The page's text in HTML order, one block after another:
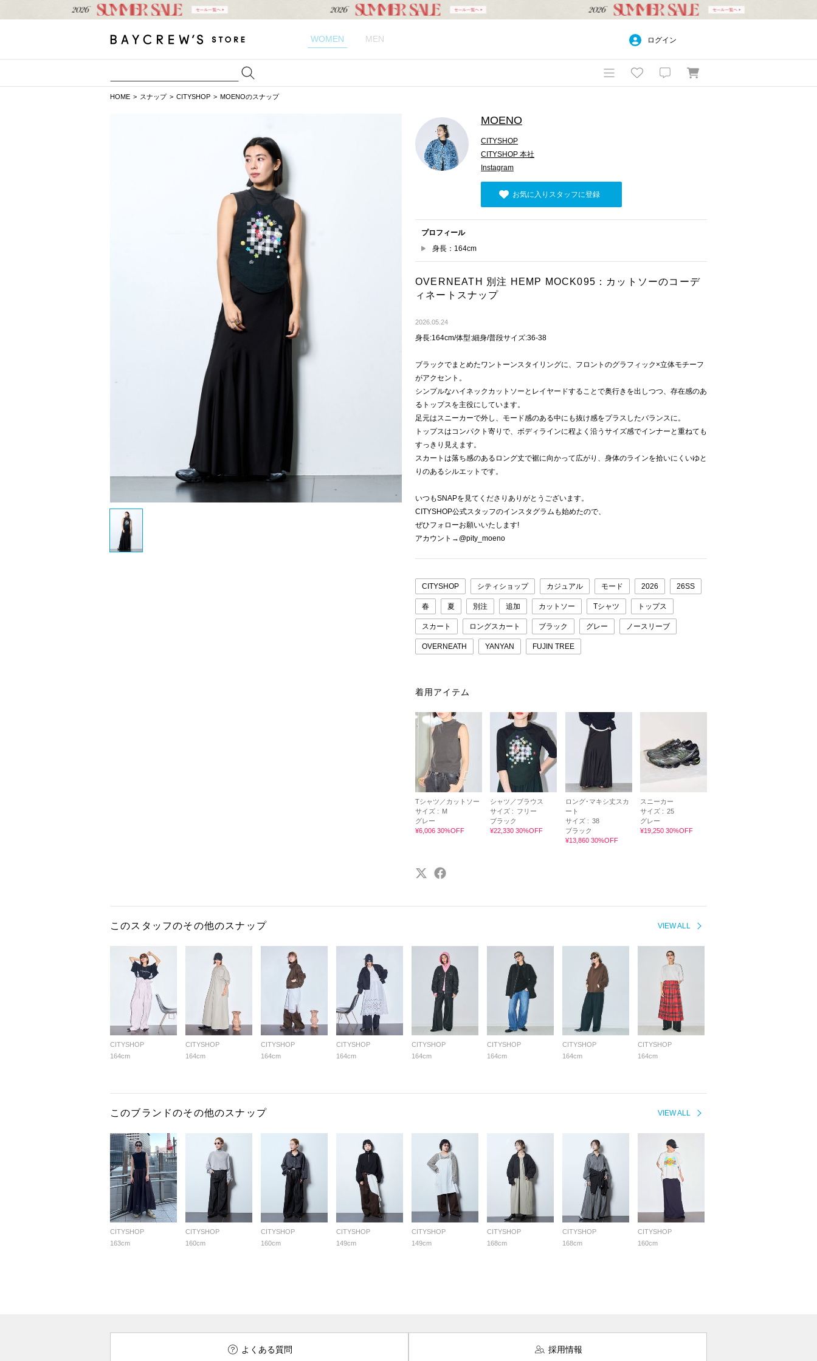
WOMEN MEN ログイン
HOME スナップ CITYSHOP MOENOのスナップ
MOENO
CITYSHOP
CITYSHOP 本社
Instagram
お気に入りスタッフに登録
プロフィール
身長：164cm
OVERNEATH 別注 HEMP MOCK095：カットソーのコーデ
ィネートスナップ
2026.05.24
身長:164cm/体型:細身/普段サイズ:36-38
ブラックでまとめたワントーンスタイリングに、フロントのグラフィック×立体モチーフ
がアクセント。
シンプルなハイネックカットソーとレイヤードすることで奥行きを出しつつ、存在感のあ
るトップスを主役にしています。
足元はスニーカーで外し、モード感のある中にも抜け感をプラスしたバランスに。
トップスはコンパクト寄りで、ボディラインに程よく沿うサイズ感でインナーと重ねても
すっきり見えます。
スカートは落ち感のあるロング丈で裾に向かって広がり、身体のラインを拾いにくいゆと
りのあるシルエットです。
いつもSNAPを見てくださりありがとうございます。
CITYSHOP公式スタッフのインスタグラムも始めたので、
ぜひフォローお願いいたします!
アカウント→@pity_moeno
CITYSHOP シティショップ カジュアル モード 2026 26SS
春 夏 別注 追加 カットソー Tシャツ トップス
スカート ロングスカート ブラック グレー ノースリーブ
OVERNEATH YANYAN FUJIN TREE
着用アイテム
Tシャツ／カットソー
サイズ : M
グレー
¥6,006 30%OFF
シャツ／ブラウス
サイズ : フリー
ブラック
¥22,330 30%OFF
ロング･マキシ丈スカ
ート
サイズ : 38
ブラック
¥13,860 30%OFF
スニーカー
サイズ : 25
グレー
¥19,250 30%OFF
VIEW ALL
このスタッフのその他のスナップ
CITYSHOP
164cm
CITYSHOP
164cm
CITYSHOP
164cm
CITYSHOP
164cm
CITYSHOP
164cm
CITYSHOP
164cm
CITYSHOP
164cm
CITYSHOP
164cm
VIEW ALL
このブランドのその他のスナップ
CITYSHOP
163cm
CITYSHOP
160cm
CITYSHOP
160cm
CITYSHOP
149cm
CITYSHOP
149cm
CITYSHOP
168cm
CITYSHOP
168cm
CITYSHOP
160cm
よくある質問 採用情報